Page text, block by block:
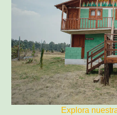
Explora